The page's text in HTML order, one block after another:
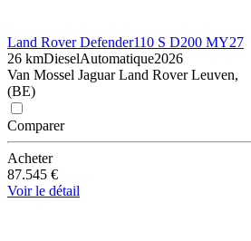
Land Rover Defender110 S D200 MY27
26 kmDieselAutomatique2026
Van Mossel Jaguar Land Rover Leuven,
(BE)
Comparer
Acheter
87.545 €
Voir le détail